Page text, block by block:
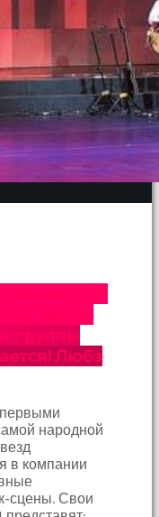
эфире
группы
Любэ
народной
в компании
сцены. Свои